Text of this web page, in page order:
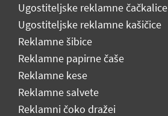
Ugostiteljske reklamne čačkalice
Ugostiteljske reklamne kašičice
Reklamne šibice
Reklamne papirne čaše
Reklamne kese
Reklamne salvete
Reklamni čoko dražei